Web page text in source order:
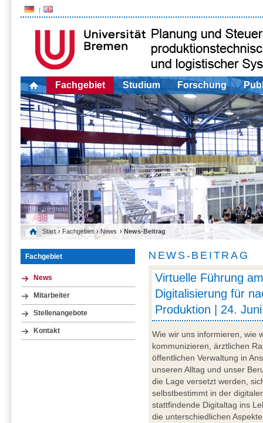
Fachgebiet Studium Forschung
Start › Fachgebiet › News › News-Beitrag
Fachgebiet
News
Mitarbeiter
Stellenangebote
Kontakt
NEWS-BEITRAG
Virtuelle Führung
Digitalisierung für
Produktion | 24.
Wie wir uns informieren, wie
kommunizieren, ärztlichen
öffentlichen Verwaltung in
unseren Alltag und unser
die Lage versetzt werden,
selbstbestimmt in der
stattfindende Digitaltag ins
die unterschiedlichen